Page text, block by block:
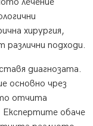
хирургия,
различни подходи.
диагнозата.
основно чрез
отчита
обаче